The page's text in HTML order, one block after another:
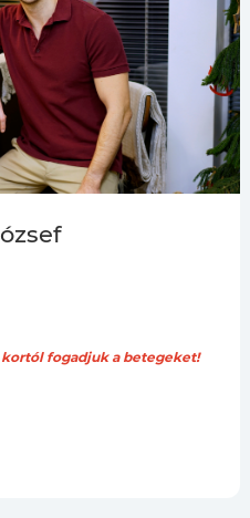
kortól fogadjuk a betegeket!